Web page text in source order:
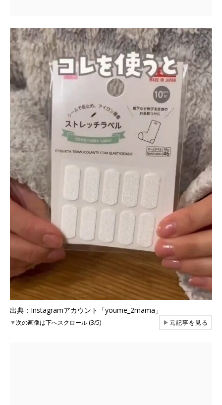
出典：Instagramアカウント「youme_2mama」
▼次の画像は下へスクロール (3/5) ▶元記事を見る